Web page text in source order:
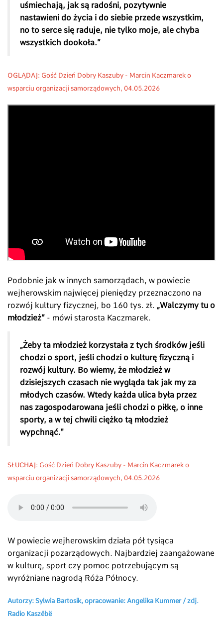
uśmiechają, jak są radośni, pozytywnie
nastawieni do życia i do siebie przede wszystkim,
no to serce się raduje, nie tylko moje, ale chyba
wszystkich dookoła.”
OGLĄDAJ: Gość Dzień Dobry Kaszuby - Marcin Kaczmarek o
wsparciu organizacji samorządowych, 04.05.2026
Podobnie jak w innych samorządach, w powiecie
wejherowskim najwięcej pieniędzy przeznaczono na
rozwój kultury fizycznej, bo 160 tys. zł. „Walczymy tu o
młodzież” - mówi starosta Kaczmarek.
„Żeby ta młodzież korzystała z tych środków jeśli
chodzi o sport, jeśli chodzi o kulturę fizyczną i
rozwój kultury. Bo wiemy, że młodzież w
dzisiejszych czasach nie wygląda tak jak my za
młodych czasów. Wtedy każda ulica była przez
nas zagospodarowana jeśli chodzi o piłkę, o inne
sporty, a w tej chwili ciężko tą młodzież
wypchnąć."
SŁUCHAJ: Gość Dzień Dobry Kaszuby - Marcin Kaczmarek o
wsparciu organizacji samorządowych, 04.05.2026
W powiecie wejherowskim działa pół tysiąca
organizacji pozarządowych. Najbardziej zaangażowane
w kulturę, sport czy pomoc potrzebującym są
wyróżniane nagrodą Róża Północy.
Autorzy: Sylwia Bartosik, opracowanie: Angelika Kummer /zdj.
Radio Kaszëbë